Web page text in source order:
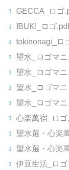
GECCA_ロゴ
IBUKI_ロゴ.pdf
tokinonagi_ロ
望水_ロゴマ
望水_ロゴマ
望水_ロゴマ
望水_ロゴマ
心楽萬宿_ロゴ
望水選・心楽
望水選・心楽
伊豆生活_ロ